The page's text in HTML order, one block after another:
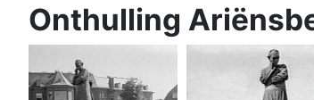
Onthulling